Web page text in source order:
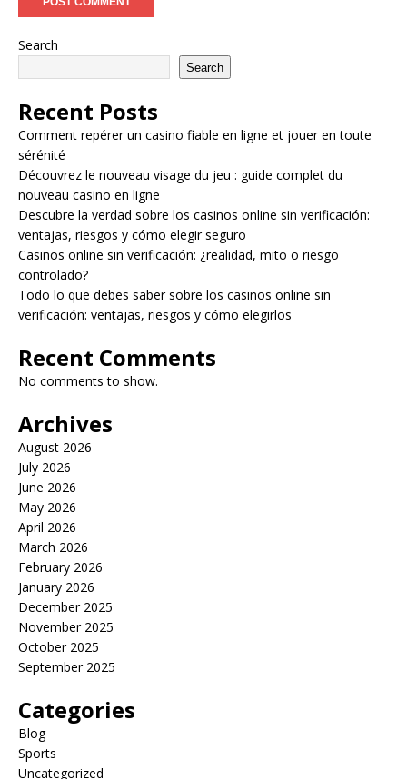
Search
Search
Recent Posts
Comment repérer un casino fiable en ligne et jouer en toute
sérénité
Découvrez le nouveau visage du jeu : guide complet du
nouveau casino en ligne
Descubre la verdad sobre los casinos online sin verificación:
ventajas, riesgos y cómo elegir seguro
Casinos online sin verificación: ¿realidad, mito o riesgo
controlado?
Todo lo que debes saber sobre los casinos online sin
verificación: ventajas, riesgos y cómo elegirlos
Recent Comments
No comments to show.
Archives
August 2026
July 2026
June 2026
May 2026
April 2026
March 2026
February 2026
January 2026
December 2025
November 2025
October 2025
September 2025
Categories
Blog
Sports
Uncategorized